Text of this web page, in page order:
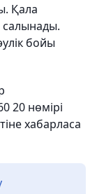
Қала
бойы
20 нөмірі
хабарласа